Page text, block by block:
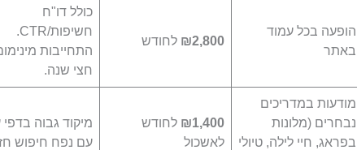
הופעה בכל עמוד
באתר
₪2,800 לחודש
כולל דו"ח
חשיפות/CTR.
התחייבות
חצי שנה.
מודעות במדריכים
נבחרים (מלונות
בפראג, חיי לילה, טיולי
₪1,400 לחודש
לאשכול
מיקוד גבוה
עם נפח חיפוש